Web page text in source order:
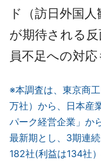
ド（訪日外国
が期待される
員不足への対
※本調査は、東京商
万社）から、日本産
パーク経営企業」か
最新期とし、3期連
182社(利益は134社